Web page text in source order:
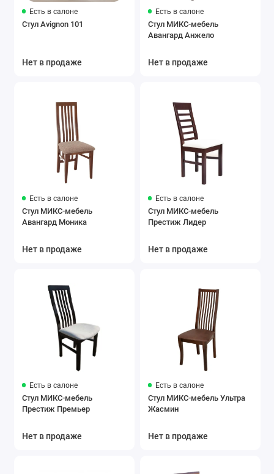
Есть в салоне
Стул Avignon 101
Нет в продаже
Есть в салоне
Стул МИКС-мебель
Авангард Анжело
Нет в продаже
Есть в салоне
Стул МИКС-мебель
Авангард Моника
Нет в продаже
Есть в салоне
Стул МИКС-мебель
Престиж Лидер
Нет в продаже
Есть в салоне
Стул МИКС-мебель
Престиж Премьер
Нет в продаже
Есть в салоне
Стул МИКС-мебель Ультра
Жасмин
Нет в продаже